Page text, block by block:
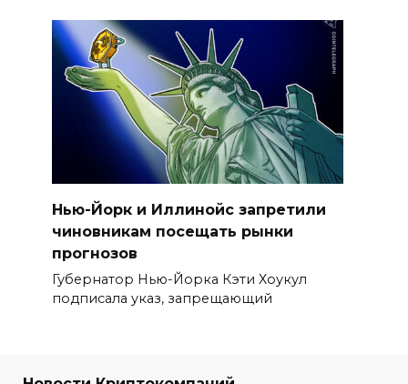
Нью-Йорк и Иллинойс запретили
чиновникам посещать рынки
прогнозов
Губернатор Нью-Йорка Кэти Хоукул
подписала указ, запрещающий